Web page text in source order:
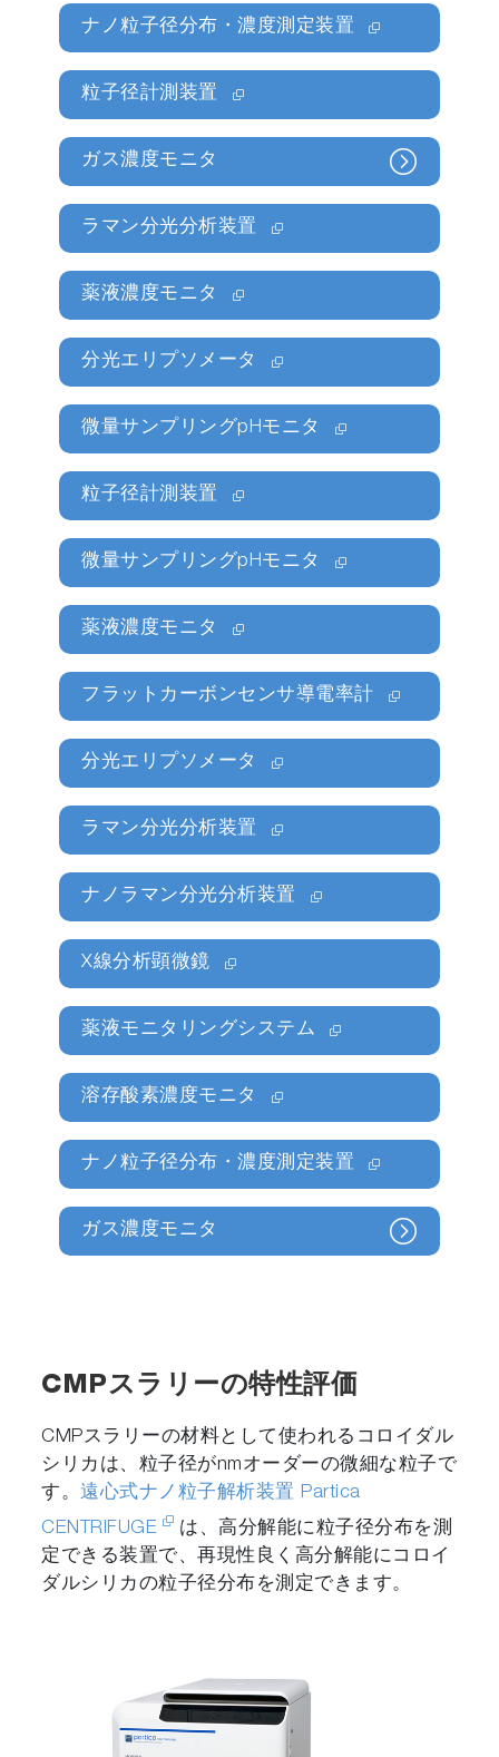
ナノ粒子径分布・濃度測定装置
粒子径計測装置
ガス濃度モニタ
ラマン分光分析装置
薬液濃度モニタ
分光エリプソメータ
微量サンプリングpHモニタ
粒子径計測装置
微量サンプリングpHモニタ
薬液濃度モニタ
フラットカーボンセンサ導電率計
分光エリプソメータ
ラマン分光分析装置
ナノラマン分光分析装置
X線分析顕微鏡
薬液モニタリングシステム
溶存酸素濃度モニタ
ナノ粒子径分布・濃度測定装置
ガス濃度モニタ
CMPスラリーの特性評価
CMPスラリーの材料として使われるコロイダル
シリカは、粒子径がnmオーダーの微細な粒子で
す。遠心式ナノ粒子解析装置 Partica
CENTRIFUGE
は、高分解能に粒子径分布を測
定できる装置で、再現性良く高分解能にコロイ
ダルシリカの粒子径分布を測定できます。